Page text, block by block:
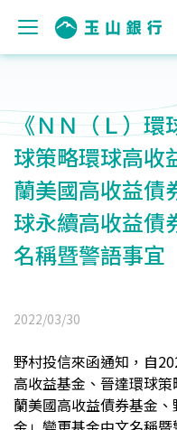
《ＮＮ（Ｌ）環
球策略環球高收
蘭美國高收益債
球永續高收益債
名稱暨警語事宜
2022/03/30
野村投信來函通知，自
高收益基金、晉達環球
蘭美國高收益債券基金